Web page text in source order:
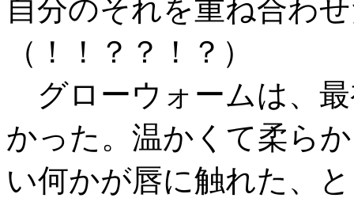
自分のそれを重ね合わ
（！！？？！？）
グローウォームは、
かった。温かくて柔らか
い何かが唇に触れた、